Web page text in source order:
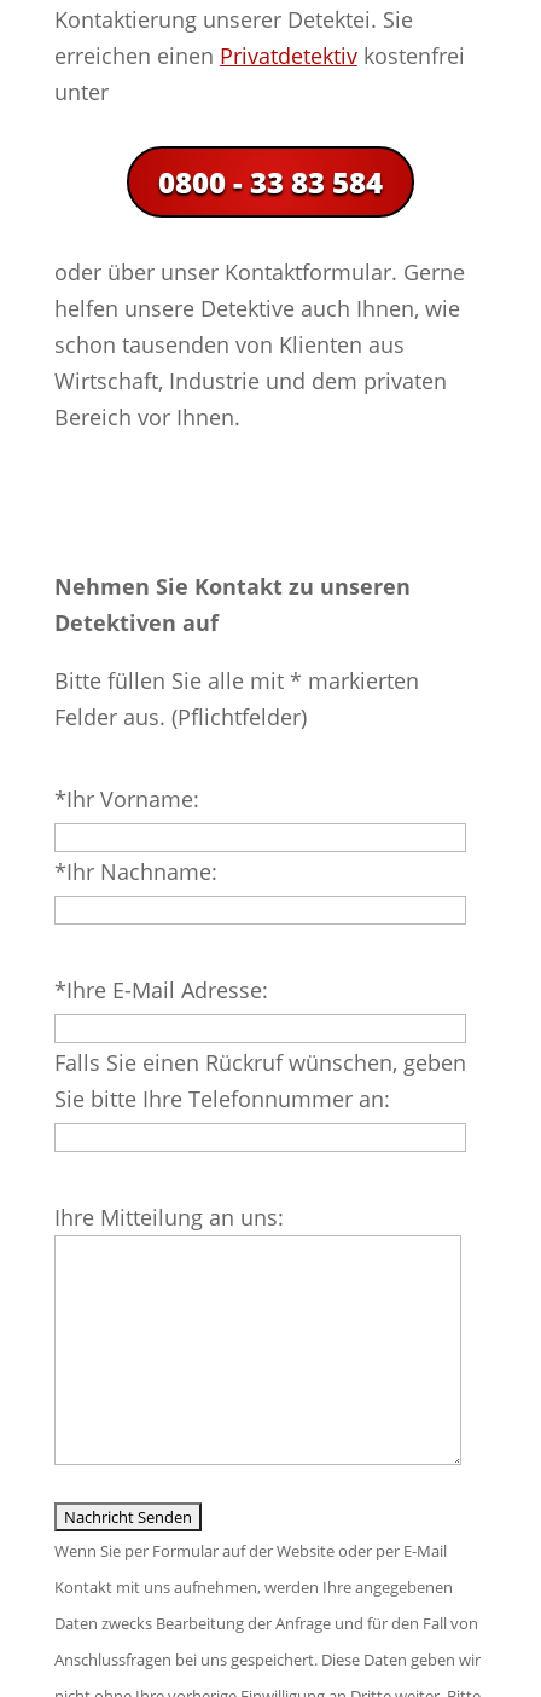
Kontaktierung unserer Detektei. Sie
erreichen einen Privatdetektivkostenfrei
unter
0800 - 33 83 584
oder über unser Kontaktformular. Gerne
helfen unsere Detektive auch Ihnen, wie
schon tausenden von Klienten aus
Wirtschaft, Industrie und dem privaten
Bereich vor Ihnen.
Nehmen Sie Kontakt zu unseren
Detektiven auf
Bitte füllen Sie alle mit * markierten
Felder aus. (Pflichtfelder)
lasse
dieses
Feld
leer.
*Ihr Vorname:
*Ihr Nachname:
lasse
dieses
Feld
leer.
*Ihre E-Mail Adresse:
Falls Sie einen Rückruf wünschen, geben
Sie bitte Ihre Telefonnummer an:
lasse
Ihre Mitteilung an uns:
Wenn Sie per Formular auf der Website oder per E-Mail
Kontakt mit uns aufnehmen, werden Ihre angegebenen
Daten zwecks Bearbeitung der Anfrage und für den Fall von
Anschlussfragen bei uns gespeichert. Diese Daten geben wir